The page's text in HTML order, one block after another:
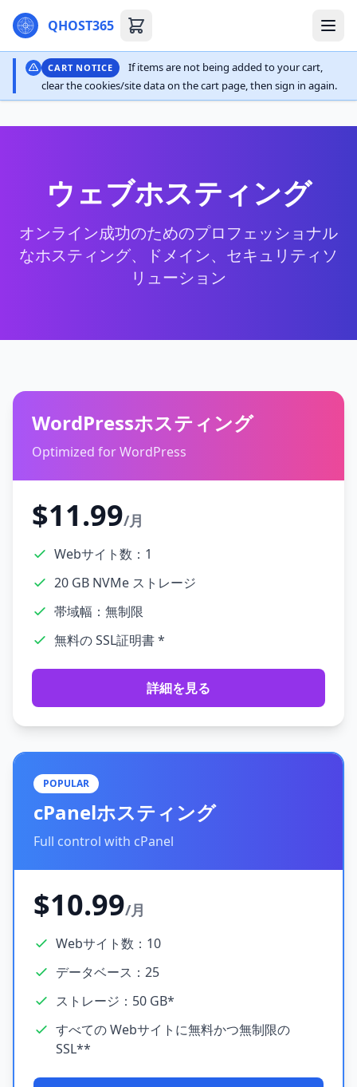
QHOST365
CART NOTICE
If items are not being added to your cart,
clear the cookies/site data on the cart page, then sign in again.
ウェブホスティング
オンライン成功のためのプロフェッショナル
なホスティング、ドメイン、セキュリティソ
リューション
WordPressホスティング
Optimized for WordPress
$11.99/月
Webサイト数：1
20 GB NVMe ストレージ
帯域幅：無制限
無料の SSL証明書 *
詳細を見る
POPULAR
cPanelホスティング
Full control with cPanel
$10.99/月
Webサイト数：10
データベース：25
ストレージ：50 GB*
すべての Webサイトに無料かつ無制限の
SSL**